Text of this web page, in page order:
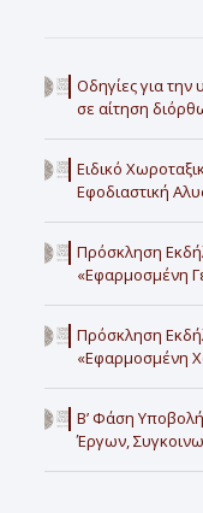
Οδηγίες για
σε αίτηση
Ειδικό
Εφοδιαστική
Πρόσκληση
«Εφαρμοσμένη
Πρόσκληση
«Εφαρμοσμένη
Β’ Φάση
Έργων,